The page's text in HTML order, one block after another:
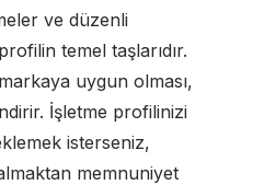
ve düzenli
temel taşlarıdır.
uygun olması,
İşletme profilinizi
isterseniz,
memnuniyet